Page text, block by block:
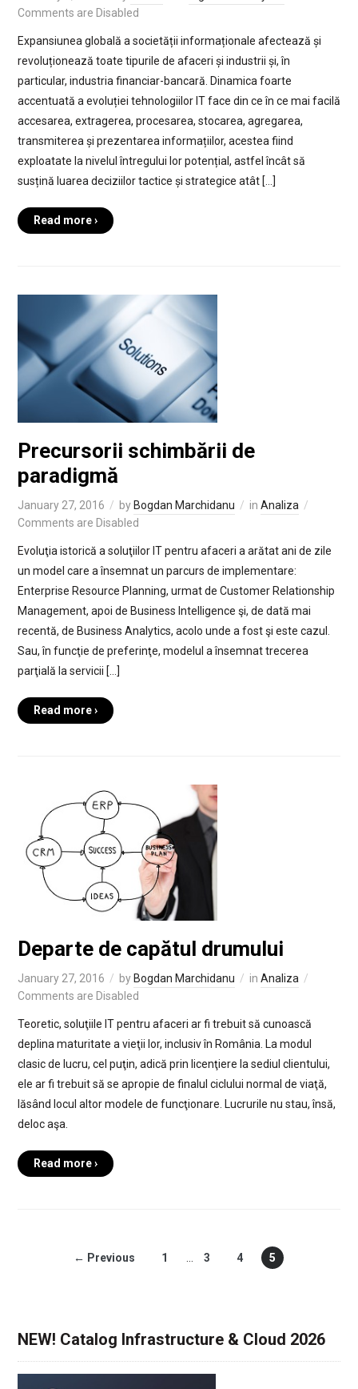
Comments are Disabled
Expansiunea globală a societății informaționale afectează și
revoluționează toate tipurile de afaceri și industrii și, în
particular, industria financiar-bancară. Dinamica foarte
accentuată a evoluției tehnologiilor IT face din ce în ce mai facilă
accesarea, extragerea, procesarea, stocarea, agregarea,
transmiterea și prezentarea informațiilor, acestea fiind
exploatate la nivelul întregului lor potențial, astfel încât să
susțină luarea deciziilor tactice și strategice atât […]
Read more ›
Precursorii schimbării de
paradigmă
January 27, 2016 by Bogdan Marchidanu in Analiza
Comments are Disabled
Evoluţia istorică a soluţiilor IT pentru afaceri a arătat ani de zile
un model care a însemnat un parcurs de implementare:
Enterprise Resource Planning, urmat de Customer Relationship
Management, apoi de Business Intelligence şi, de dată mai
recentă, de Business Analytics, acolo unde a fost şi este cazul.
Sau, în funcţie de preferinţe, modelul a însemnat trecerea
parţială la servicii […]
Read more ›
Departe de capătul drumului
January 27, 2016 by Bogdan Marchidanu in Analiza
Comments are Disabled
Teoretic, soluţiile IT pentru afaceri ar fi trebuit să cunoască
deplina maturitate a vieţii lor, inclusiv în România. La modul
clasic de lucru, cel puţin, adică prin licenţiere la sediul clientului,
ele ar fi trebuit să se apropie de finalul ciclului normal de viaţă,
lăsând locul altor modele de funcţionare. Lucrurile nu stau, însă,
deloc aşa.
Read more ›
← Previous 1 3 4 5
NEW! Catalog Infrastructure & Cloud 2026